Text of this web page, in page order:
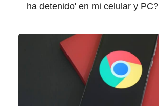
ha detenido' en mi celular y PC?